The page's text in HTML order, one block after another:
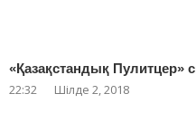
«Қазақстандық
22:32 Шілде 2, 2018